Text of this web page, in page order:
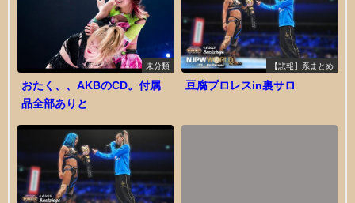
未分類
おたく、、AKBのCD。付属
品全部ありと
【悲報】系まとめ
豆腐プロレスin裏サロ